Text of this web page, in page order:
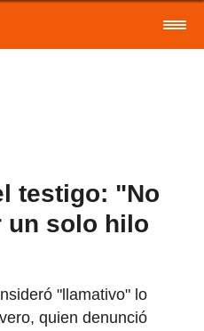
testigo: "No
un solo hilo
"llamativo" lo
quien denunció